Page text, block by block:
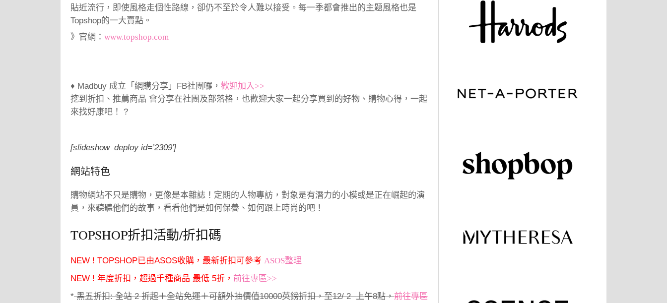
貼近流行，即使風格走個性路線，卻仍不至於令人難以接受。每一季都會推出的主題風格也是
Topshop的一大賣點。
》官網： www.topshop.com
♦ Madbuy 成立「網購分享」FB社團囉， 歡迎加入>>
挖到折扣、推薦商品 會分享在社團及部落格，也歡迎大家一起分享買到的好物、購物心得，一起
來找好康吧！ ?
[slideshow_deploy id=’2309′]
網站特色
購物網站不只是購物，更像是本雜誌！定期的人物專訪，對象是有潛力的小模或是正在崛起的演
員，來聽聽他們的故事，看看他們是如何保養、如何跟上時尚的吧！
TOPSHOP折扣活動/折扣碼
NEW ! TOPSHOP已由ASOS收購，最新折扣可參考 ASOS整理
NEW ! 年度折扣，超過千種商品 最低 5折， 前往專區>>
*黑五折扣: 全站 2 折起＋全站免運＋可額外抽價值10000英鎊折扣，至12/ 2 上午8點，前往專區